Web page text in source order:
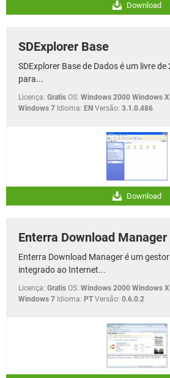
Download
SDExplorer Base
SDExplorer Base de Dados é um livre de
para...
Licença: Gratis OS: Windows 2000 Windows
Windows 7 Idioma: EN Versão: 3.1.0.486
Download
Enterra Download Manager
Enterra Download Manager é um
integrado ao Internet...
Licença: Gratis OS: Windows 2000 Windows
Windows 7 Idioma: PT Versão: 0.6.0.2